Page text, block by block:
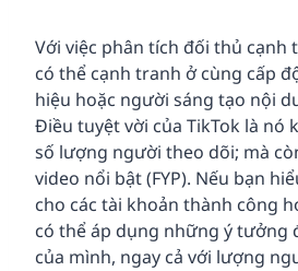
Với việc phân tích đối thủ cạnh
có thể cạnh tranh ở cùng cấp
hiệu hoặc người sáng tạo nội
Điều tuyệt vời của TikTok là nó
số lượng người theo dõi; mà
video nổi bật (FYP). Nếu bạn
cho các tài khoản thành công
có thể áp dụng những ý tưởng
của mình, ngay cả với lượng